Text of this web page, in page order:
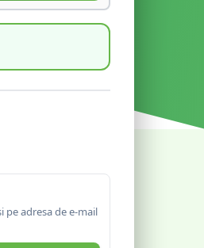
adresa de e-mail